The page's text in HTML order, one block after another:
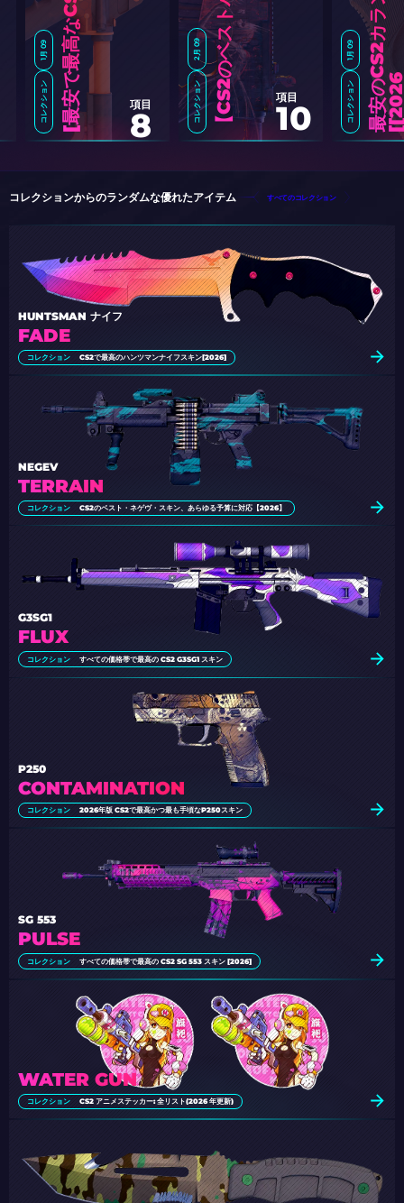
1月 09
コレクション
2月 09
コレクション C
S
2
の
ベ
ス
ト
ハ
ロ
ウ
ィ
ン
ス
キ
ン
【
2
0
2
項目
10
1月 09
コレクション
最
安
で
最
高
な
C
S
2
M
4
A
1
-
S
ス
キ
ン
[
2
0
2
項目
8
コレクションからのランダムな優れたアイテム すべてのコレクション
FADE
HUNTSMAN ナイフ
コレクション CS2で最高のハンツマンナイフスキン[2026]
TERRAIN
NEGEV
コレクション CS2のベスト・ネゲヴ・スキン、あらゆる予算に対応【2026】
FLUX
G3SG1
コレクション すべての価格帯で最高の CS2 G3SG1 スキン
CONTAMINATION
P250
コレクション 2026年版 CS2で最高かつ最も手頃なP250スキン
PULSE
SG 553
コレクション すべての価格帯で最高の CS2 SG 553 スキン [2026]
WATER GUN
コレクション CS2 アニメステッカー: 全リスト(2026 年更新)